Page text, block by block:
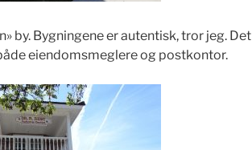
by. Bygningene er autentisk, tror jeg. Det
eiendomsmeglere og postkontor.